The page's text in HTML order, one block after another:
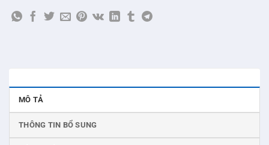
MÔ TẢ
THÔNG TIN BỔ SUNG